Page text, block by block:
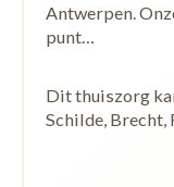
Antwerpen.
punt…
Dit thuiszorg
Schilde, Brecht,